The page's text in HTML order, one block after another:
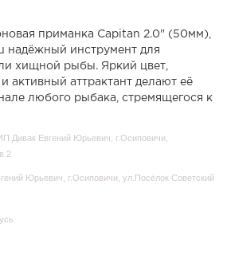
приманка Capitan 2.0" (50мм),
надёжный инструмент для
хищной рыбы. Яркий цвет,
активный аттрактант делают её
любого рыбака, стремящегося к
Дивак Евгений Юрьевич, г.Осиповичи,
Юрьевич, г.Осиповичи, ул.Посёлок Советский